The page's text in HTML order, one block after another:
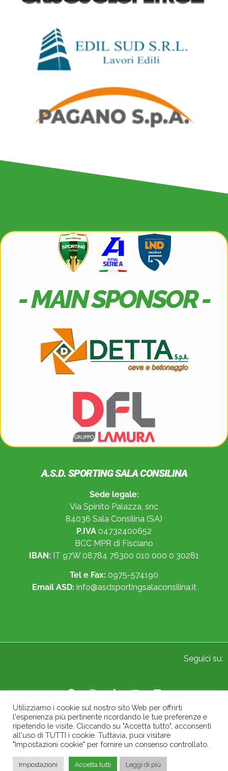
- MAIN SPONSOR -
A.S.D. SPORTING SALA CONSILINA
Sede legale:
Via Spinito Palazza, snc
84036 Sala Consilina (SA)
P.IVA 04732400652
BCC MPR di Fisciano
IBAN: IT 97W 08784 76300 010 000 0 30281
Tel e Fax: 0975-574190
Email ASD: info@asdsportingsalaconsilina.it
Seguici su:
© 2022 Sporting A.S.D. Sala Consilina. All Rights Reserved.
Utilizziamo i cookie sul nostro sito Web per offrirti
l'esperienza più pertinente ricordando le tue preferenze e
ripetendo le visite. Cliccando su "Accetta tutto", acconsenti
all'uso di TUTTI i cookie. Tuttavia, puoi visitare
"Impostazioni cookie" per fornire un consenso controllato.
Impostazioni Accetta tutti Leggi di più